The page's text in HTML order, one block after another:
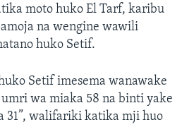
moto huko El Tarf, karibu
na wengine wawili
huko Setif.
Setif imesema wanawake
wa miaka 58 na binti yake
31”, walifariki katika mji huo